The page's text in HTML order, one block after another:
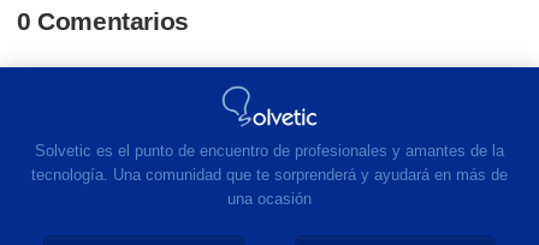
0 Comentarios
Solvetic es el punto de encuentro de profesionales y amantes de la
tecnología. Una comunidad que te sorprenderá y ayudará en más de
una ocasión